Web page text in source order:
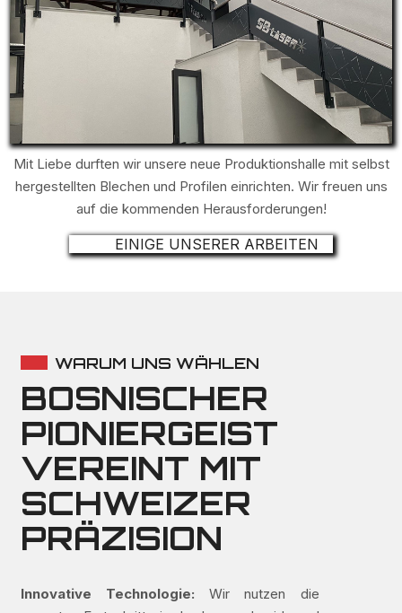
Mit Liebe durften wir unsere neue Produktionshalle mit selbst
hergestellten Blechen und Profilen einrichten. Wir freuen uns
auf die kommenden Herausforderungen!
EINIGE UNSERER ARBEITEN
WARUM UNS WÄHLEN
BOSNISCHER
PIONIERGEIST
VEREINT MIT
SCHWEIZER
PRÄZISION
Innovative Technologie: Wir nutzen die